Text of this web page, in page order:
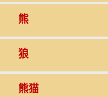
熊
狼
熊猫